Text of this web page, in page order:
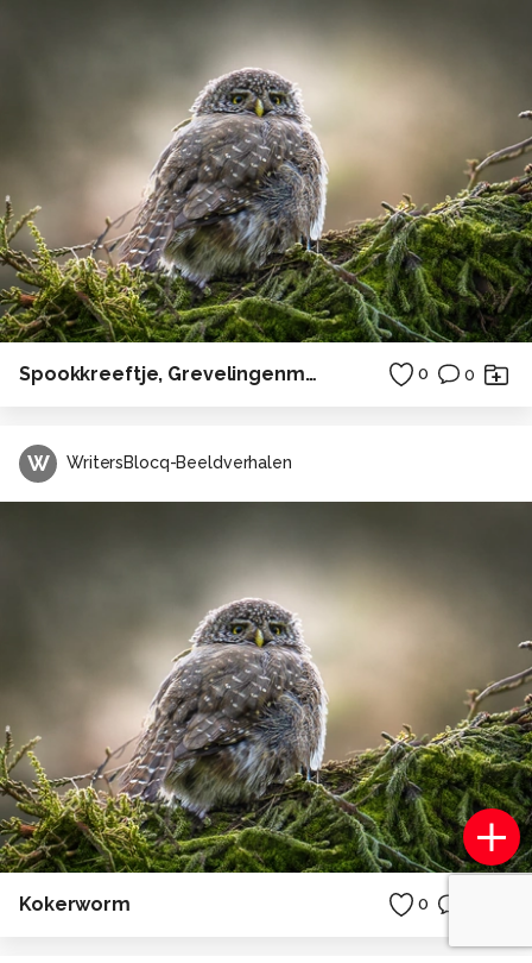
Spookkreeftje, Grevelingenmeer 0 0
W WritersBlocq-Beeldverhalen
Kokerworm 0